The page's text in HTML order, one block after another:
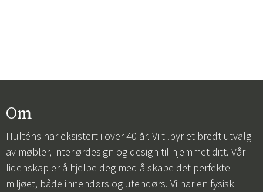
Om
Hulténs har eksistert i over 40 år. Vi tilbyr et bredt utvalg
av møbler, interiørdesign og design til hjemmet ditt. Vår
lidenskap er å hjelpe deg med å skape det perfekte
miljøet, både innendørs og utendørs. Vi har en fysisk